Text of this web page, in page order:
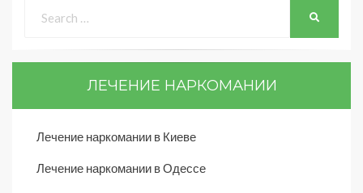
ЛЕЧЕНИЕ НАРКОМАНИИ
Лечение наркомании в Киеве
Лечение наркомании в Одессе